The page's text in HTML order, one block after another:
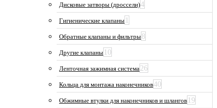
Дисковые затворы (дроссели)4
Гигиенические клапаны 1
Обратные клапаны и фильтры8
Другие клапаны 10
Ленточная зажимная система26
Кольца для монтажа наконечников40
Обжимные втулки для наконечников и шлангов 19